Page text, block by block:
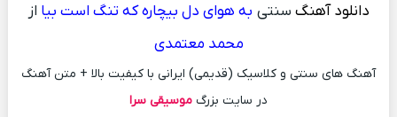
دانلود آهنگ سنتی به هوای دل بیچاره که تنگ است بیا از
محمد معتمدی
آهنگ های سنتی و کلاسیک (قدیمی) ایرانی با کیفیت بالا + متن آهنگ
در سایت بزرگ موسیقی سرا